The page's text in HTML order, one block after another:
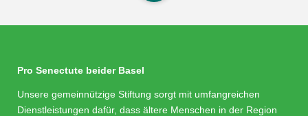
Pro Senectute beider Basel
Unsere gemeinnützige Stiftung sorgt mit umfangreichen
Dienstleistungen dafür, dass ältere Menschen in der Region